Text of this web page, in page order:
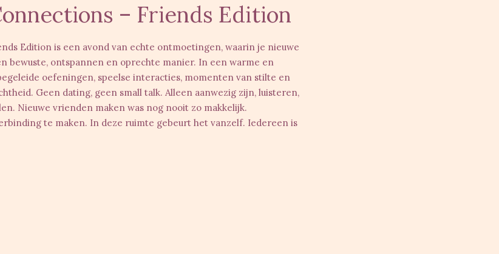
– Friends Edition
Edition is een avond van echte ontmoetingen, waarin je nieuwe
bewuste, ontspannen en oprechte manier. In een warme en
oefeningen, speelse interacties, momenten van stilte en
. Geen dating, geen small talk. Alleen aanwezig zijn, luisteren,
. Nieuwe vrienden maken was nog nooit zo makkelijk.
te maken. In deze ruimte gebeurt het vanzelf. Iedereen is